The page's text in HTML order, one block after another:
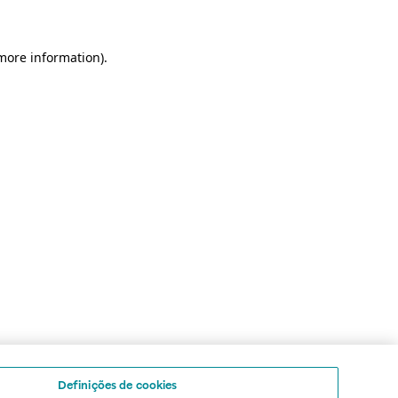
information).
Definições de cookies